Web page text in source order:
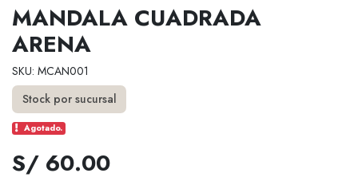
MANDALA CUADRADA
ARENA
SKU: MCAN001
Stock por sucursal
Agotado.
S/ 60.00